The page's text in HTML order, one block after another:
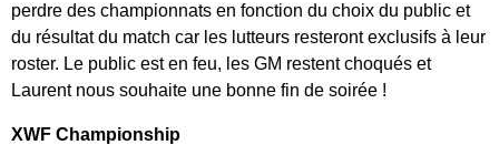
perdre des championnats en fonction du choix du public et
du résultat du match car les lutteurs resteront exclusifs à leur
roster. Le public est en feu, les GM restent choqués et
Laurent nous souhaite une bonne fin de soirée !
XWF Championship